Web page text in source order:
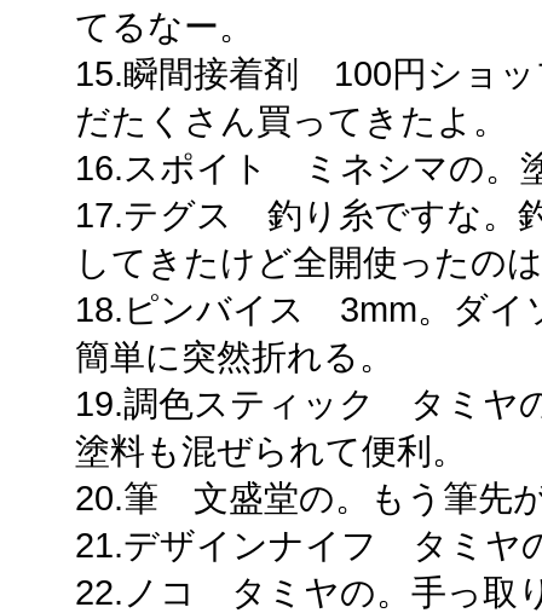
てるなー。
15.瞬間接着剤 100円ショ
だたくさん買ってきたよ。
16.スポイト ミネシマの。
17.テグス 釣り糸ですな。
してきたけど全開使ったの
18.ピンバイス 3mm。ダイ
簡単に突然折れる。
19.調色スティック タミヤ
塗料も混ぜられて便利。
20.筆 文盛堂の。もう筆先
21.デザインナイフ タミヤ
22.ノコ タミヤの。手っ取